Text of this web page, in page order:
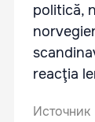
politică,
reacţia
Источник